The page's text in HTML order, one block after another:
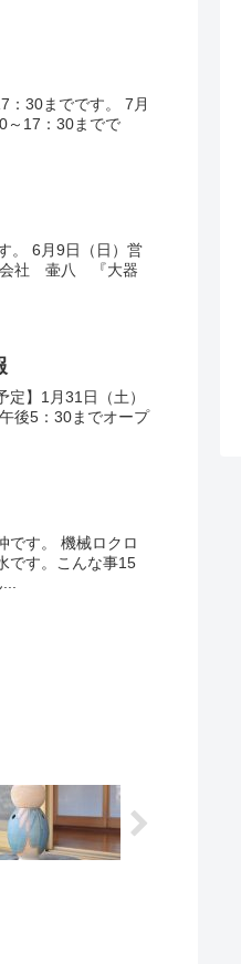
：30までです。 7月
～17：30までで
。 6月9日（日）営
会社 壷八 『大器
】1月31日（土）
後5：30までオープ
です。 機械ロクロ
です。こんな事15